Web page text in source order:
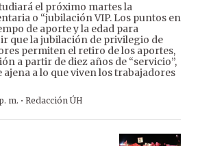
el próximo martes la
o “jubilación VIP. Los puntos en
de aporte y la edad para
que la jubilación de privilegio de
permiten el retiro de los aportes,
a partir de diez años de “servicio”,
a lo que viven los trabajadores
m. · Redacción ÚH